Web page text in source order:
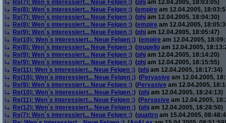
Re(7): Wen´s interessiert... Neue Felgen ;) (phj am 12.04.2005, 18:03:05)
Re(8): Wen´s interessiert... Neue Felgen ;) (empire am 12.04.2005,
Re(7): Wen´s interessiert... Neue Felgen ;) (phj am 12.04.2005, 18:04:30)
Re(8): Wen´s interessiert... Neue Felgen ;) (empire am 12.04.2005,
Re(9): Wen´s interessiert... Neue Felgen ;) (phj am 12.04.2005, 18:05:47)
Re(10): Wen´s interessiert... Neue Felgen ;) (empire am 12.04.2005,
Re(8): Wen´s interessiert... Neue Felgen ;) (mugello am 12.04.2005,
Re(9): Wen´s interessiert... Neue Felgen ;) (phj am 12.04.2005, 18:14:20)
Re(9): Wen´s interessiert... Neue Felgen ;) (phj am 12.04.2005, 18:15:55)
Re(11): Wen´s interessiert... Neue Felgen ;) (phj am 12.04.2005, 18:17:34)
Re(10): Wen´s interessiert... Neue Felgen ;) (Pervasive am 12.04.2005,
Re(9): Wen´s interessiert... Neue Felgen ;) (Pervasive am 12.04.2005,
Re(10): Wen´s interessiert... Neue Felgen ;) (phj am 12.04.2005, 18:24:13)
Re(11): Wen´s interessiert... Neue Felgen ;) (Pervasive am 12.04.2005,
Re(12): Wen´s interessiert... Neue Felgen ;) (phj am 12.04.2005, 18:28:50)
Re(7): Wen´s interessiert... Neue Felgen ;) (quattro am 15.04.2005,